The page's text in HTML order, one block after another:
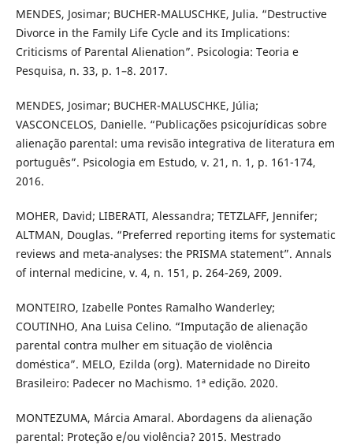
MENDES, Josimar; BUCHER-MALUSCHKE, Julia. “Destructive
Divorce in the Family Life Cycle and its Implications:
Criticisms of Parental Alienation”. Psicologia: Teoria e
Pesquisa, n. 33, p. 1–8. 2017.
MENDES, Josimar; BUCHER-MALUSCHKE, Júlia;
VASCONCELOS, Danielle. “Publicações psicojurídicas sobre
alienação parental: uma revisão integrativa de literatura em
português”. Psicologia em Estudo, v. 21, n. 1, p. 161-174,
2016.
MOHER, David; LIBERATI, Alessandra; TETZLAFF, Jennifer;
ALTMAN, Douglas. “Preferred reporting items for systematic
reviews and meta-analyses: the PRISMA statement”. Annals
of internal medicine, v. 4, n. 151, p. 264-269, 2009.
MONTEIRO, Izabelle Pontes Ramalho Wanderley;
COUTINHO, Ana Luisa Celino. “Imputação de alienação
parental contra mulher em situação de violência
doméstica”. MELO, Ezilda (org). Maternidade no Direito
Brasileiro: Padecer no Machismo. 1ª edição. 2020.
MONTEZUMA, Márcia Amaral. Abordagens da alienação
parental: Proteção e/ou violência? 2015. Mestrado